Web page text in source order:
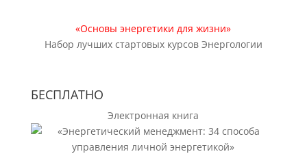
«Основы энергетики для жизни»
Набор лучших стартовых курсов Энергологии
БЕСПЛАТНО
Электронная книга